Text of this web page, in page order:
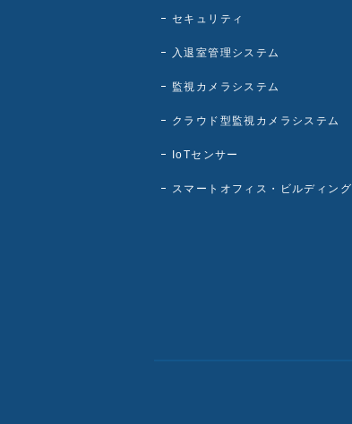
セキュリティ
入退室管理システム
監視カメラシステム
クラウド型監視カメラシステム
IoTセンサー
スマートオフィス・ビルディング